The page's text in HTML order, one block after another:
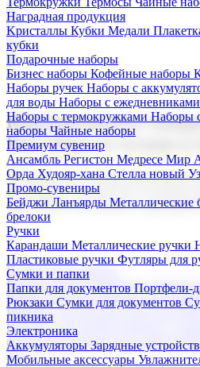
Наградная продукция
Kристаллы Кубки Медали
кубки
Подарочные наборы
Бизнес наборы Кофейные наборы
Наборы ручек Наборы с
для воды Наборы с ежедневниками
Наборы с термокружками Наборы
наборы Чайные наборы
Премиум сувенир
Ансамбль Регистон Медресе Мир
Орда Худояр-хана Стелла новый
Промо-сувениры
Бейджи Ланъярды Металлические
брелоки
Ручки
Карандаши Металлические ручки
Пластиковые ручки Футляры для
Сумки и папки
Папки для документов Портфели-
Рюкзаки Сумки для документов
пикника
Электроника
Аккумуляторы Зарядные
Мобильные аксессуары
Корпоративные
Поставка со склада и
Мы предлагаем широкий выбор
сувениров с логотипом. В нашем
продукцию для бизнеса,
Подарочные наборы
Бизнес наборыКофейные наборы
Наборы из кожиНаборы ручек
Наборы с бутылками для воды
Наборы с кружками
флешкамиНовогодние наборы